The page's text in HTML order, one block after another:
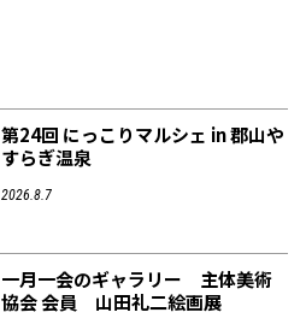
第24回 にっこりマルシェ in 郡山や
すらぎ温泉
2026.8.7
一月一会のギャラリー 主体美術
協会 会員 山田礼二絵画展